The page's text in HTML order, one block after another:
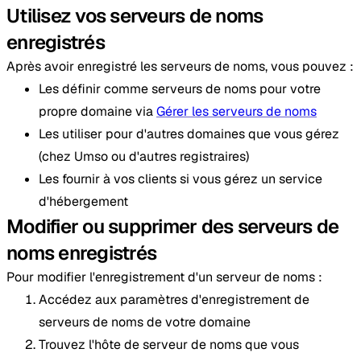
Utilisez vos serveurs de noms
enregistrés
Après avoir enregistré les serveurs de noms, vous pouvez :
Les définir comme serveurs de noms pour votre
propre domaine viaGérer les serveurs de noms
Les utiliser pour d'autres domaines que vous gérez
(chez Umso ou d'autres registraires)
Les fournir à vos clients si vous gérez un service
d'hébergement
Modifier ou supprimer des serveurs de
noms enregistrés
Pour modifier l'enregistrement d'un serveur de noms :
Accédez aux paramètres d'enregistrement de
serveurs de noms de votre domaine
Trouvez l'hôte de serveur de noms que vous